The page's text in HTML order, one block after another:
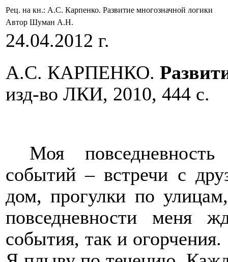
Рец. на кн.: А.С. Карпенко. Развитие многозначной логики
Автор Шуман А.Н.
24.04.2012 г.
А.С. КАРПЕНКО.
изд-во ЛКИ, 2010, 444 с.
Моя
событий – встречи с
дом, прогулки по
повседневности меня
события, так и